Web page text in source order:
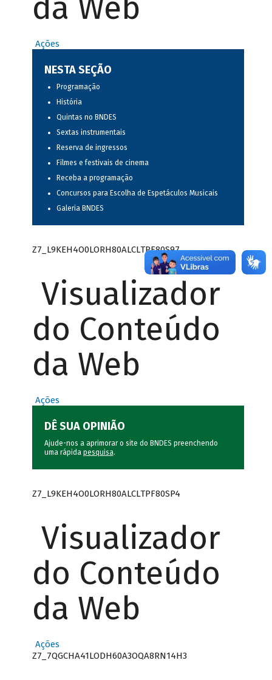
da Web
Ações
NESTA SEÇÃO
Programação
História
Quintas no BNDES
Sextas instrumentais
Reserva de ingressos
Filmes e festivais de cinema
Receba a programação
Concursos para Escolha de Espetáculos Musicais
Galeria BNDES
Z7_L9KEH4O0LORH80ALCLTPF80S97
Visualizador
do Conteúdo
da Web
Ações
DÊ SUA OPINIÃO
Ajude-nos a aprimorar o site do BNDES preenchendo
uma rápida pesquisa.
Z7_L9KEH4O0LORH80ALCLTPF80SP4
Visualizador
do Conteúdo
da Web
Ações
Z7_7QGCHA41LODH60A3OQA8RN14H3